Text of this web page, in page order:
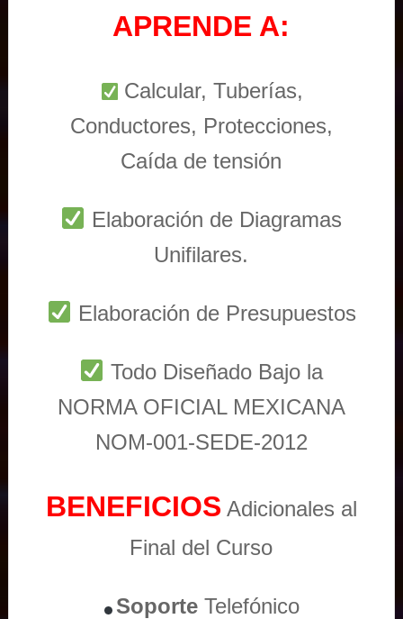
APRENDE A:
Calcular, Tuberías,
Conductores, Protecciones,
Caída de tensión
Elaboración de Diagramas
Unifilares.
Elaboración de Presupuestos
Todo Diseñado Bajo la
NORMA OFICIAL MEXICANA
NOM-001-SEDE-2012
BENEFICIOS Adicionales al
Final del Curso
Soporte Telefónico